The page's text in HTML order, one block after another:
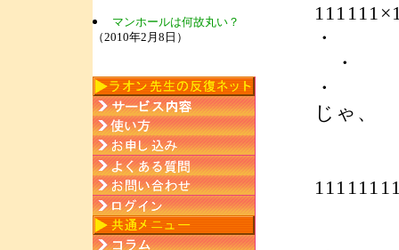
マンホールは何故丸い？
（2010年2月8日）
・
・
・
じゃ、